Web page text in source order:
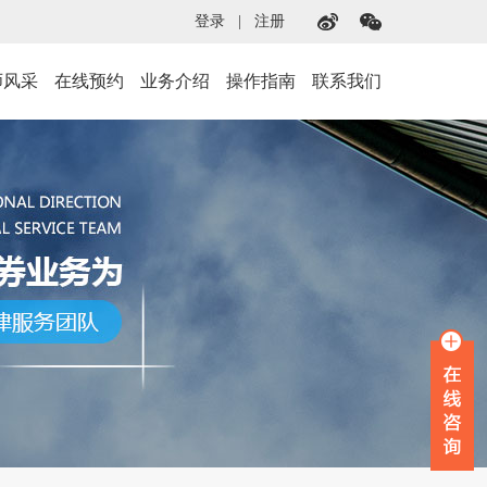
登录 注册
采 在线预约 业务介绍 操作指南 联系我们